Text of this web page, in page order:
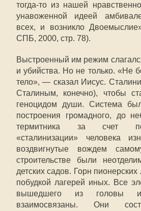
тогда-то из нашей
унавоженной идеей
всех, и возникло
СПБ, 2000, стр. 78).
Выстроенный им режим
и убийства. Но не только. «Не
тело», — сказал Иисус.
Сталиным, конечно), чтобы
геноцидом души. Система
построения громадного, до
термитника за счет
«сталинизации» человека
воздвигнутые вождем
строительстве были
детских садов. Горн пионерских
побудкой лагерей иных. Все
вышедшего из головы
взаимосвязаны. Они